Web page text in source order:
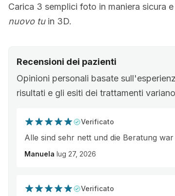
Carica 3 semplici foto in maniera sicura e
nuovo tuin 3D.
Recensioni dei pazienti
Opinioni personali basate
risultati e gli esiti dei trattamenti
Verificato
Alle sind sehr nett und die Beratung
Manuela lug 27, 2026
Verificato